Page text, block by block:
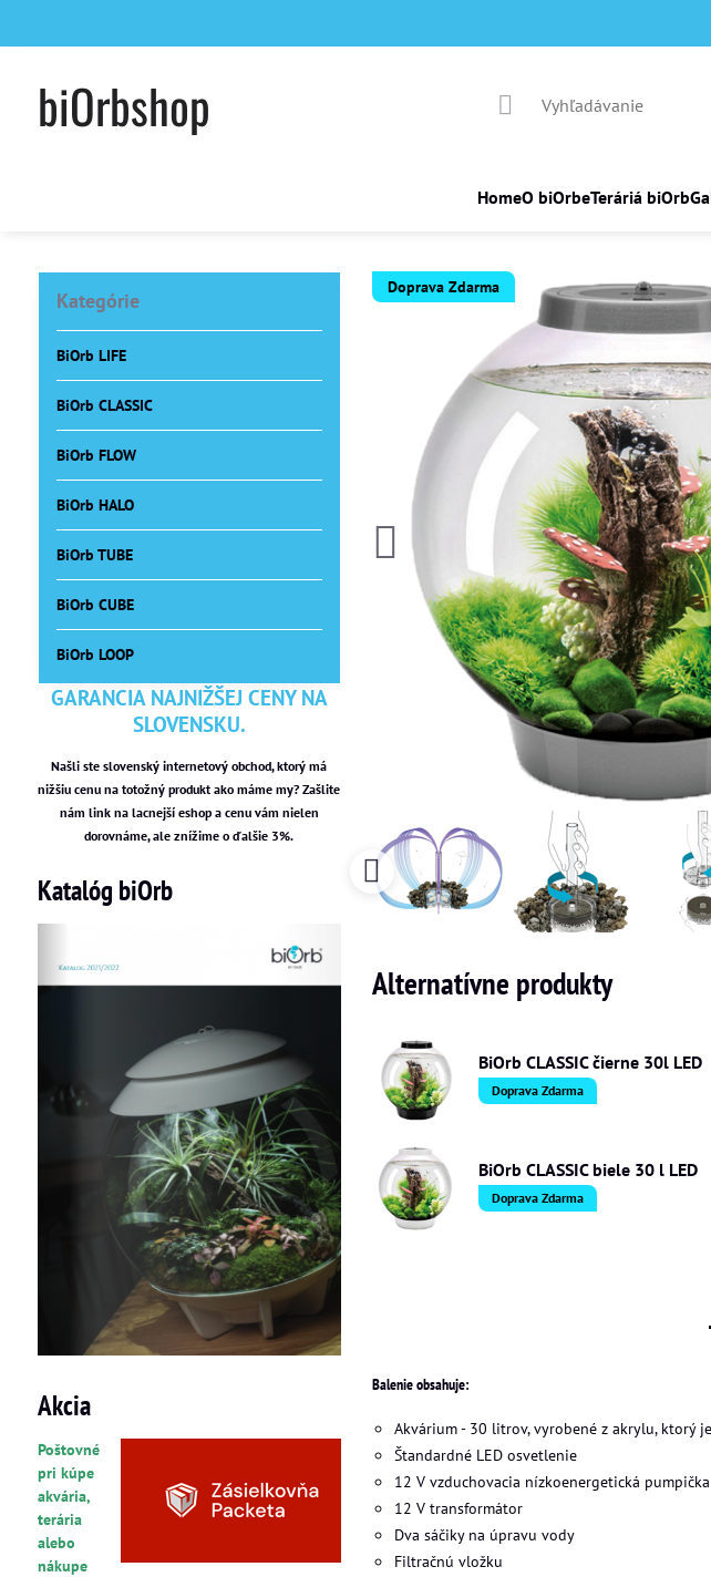
biOrbshop
HomeO biOrbeTeráriá biOrb
Doprava Zdarma
Balenie obsahuje:
Akvárium - 30 litrov, vyrobené z akrylu, ktorý
Štandardné LED osvetlenie
12 V vzduchovacia nízkoenergetická pumpička
12 V transformátor
Dva sáčiky na úpravu vody
Filtračnú vložku
Alternatívne produkty
BiOrb CLASSIC čierne 30l LED
Doprava Zdarma
BiOrb CLASSIC biele 30 l LED
Doprava Zdarma
Kategórie
BiOrb LIFE
BiOrb CLASSIC
BiOrb FLOW
BiOrb HALO
BiOrb TUBE
BiOrb CUBE
BiOrb LOOP
GARANCIA NAJNIŽŠEJ CENY NA
SLOVENSKU.
Našli ste slovenský internetový obchod, ktorý má
nižšiu cenu na totožný produkt ako máme my? Zašlite
nám link na lacnejší eshop a cenu vám nielen
dorovnáme, ale znížime o ďalšie 3%.
Katalóg biOrb
Akcia
Poštovné
pri kúpe
akvária,
terária
alebo
nákupe